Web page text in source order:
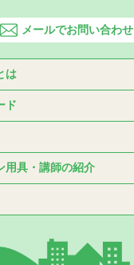
メールでお問い合わせ
は
ド
用具・講師の紹介